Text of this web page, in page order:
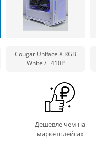
Cougar Uniface X RGB
White /+410₽
Дешевле чем на
маркетплейсах